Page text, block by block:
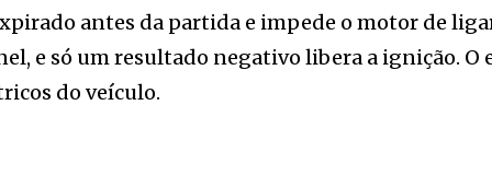
antes da partida e impede o motor de
e só um resultado negativo libera a ignição.
do veículo.